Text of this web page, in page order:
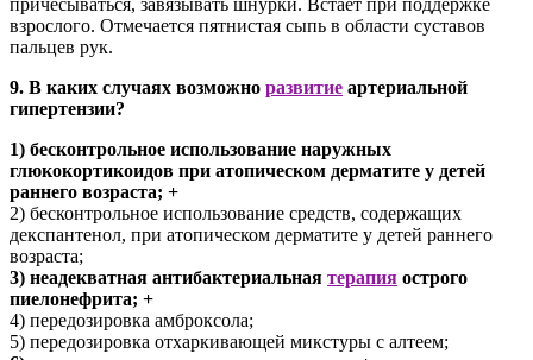
взрослого. Отмечается пятнистая сыпь в области суставов
пальцев рук.
9. В каких случаях возможно развитие артериальной
гипертензии?
1) бесконтрольное использование наружных
глюкокортикоидов при атопическом дерматите у детей
раннего возраста; +
2) бесконтрольное использование средств, содержащих
декспантенол, при атопическом дерматите у детей раннего
возраста;
3) неадекватная антибактериальная терапия острого
пиелонефрита; +
4) передозировка амброксола;
5) передозировка отхаркивающей микстуры с алтеем;